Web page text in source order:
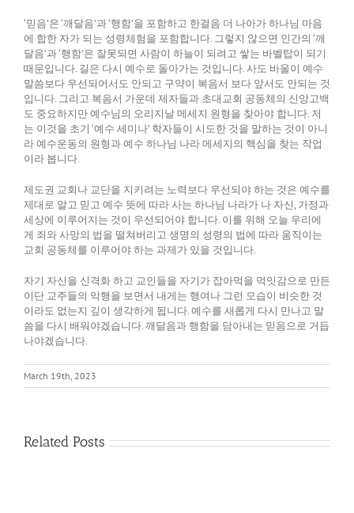
‘믿음’은 ‘깨달음’과 ‘행함’을 포함하고 한걸음 더 나아가 하나님 마음
에 합한 자가 되는 성령체험을 포함합니다. 그렇지 않으면 인간의 ‘깨
달음’과 ‘행함’은 잘못되면 사람이 하늘이 되려고 쌓는 바벨탑이 되기
때문입니다. 길은 다시 예수로 돌아가는 것입니다. 사도 바울이 예수
말씀보다 우선되어서도 안되고 구약이 복음서 보다 앞서도 안되는 것
입니다. 그리고 복음서 가운데 제자들과 초대교회 공동체의 신앙고백
도 중요하지만 예수님의 오리지날 메세지 원형을 찾아야 합니다. 저
는 이것을 초기 ‘예수 세미나’ 학자들이 시도한 것을 말하는 것이 아니
라 예수운동의 원형과 예수 하나님 나라 메세지의 핵심을 찾는 작업
이라 봅니다.
제도권 교회나 교단을 지키려는 노력보다 우선되야 하는 것은 예수를
제대로 알고 믿고 예수 뜻에 따라 사는 하나님 나라가 나 자신, 가정과
세상에 이루어지는 것이 우선되어야 합니다. 이를 위해 오늘 우리에
게 죄와 사망의 법을 떨쳐버리고 생명의 성령의 법에 따라 움직이는
교회 공동체를 이루어야 하는 과제가 있을 것입니다.
자기 자신을 신격화 하고 교인들을 자기가 잡아먹을 먹잇감으로 만든
이단 교주들의 악행을 보면서 내게는 행여나 그런 모습이 비슷한 것
이라도 없는지 깊이 생각하게 됩니다. 예수를 새롭게 다시 만나고 말
씀을 다시 배워야겠습니다. 깨달음과 행함을 담아내는 믿음으로 거듭
나야겠습니다.
March 19th, 2023
Related Posts